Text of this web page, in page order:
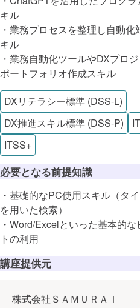
キル
・業務プロセスを整理し自動
キル
・業務自動化ツールやDXプロ
ポートフォリオ作成スキル
DXリテラシー標準 (DSS-L)
DX推進スキル標準 (DSS-P)
ITSS+
必要となる前提知識
・基礎的なPC使用スキル（タ
を用いた検索）
・Word/Excelといった基本的
トの利用
講座提供元
株式会社ＳＡＭＵＲＡＩ